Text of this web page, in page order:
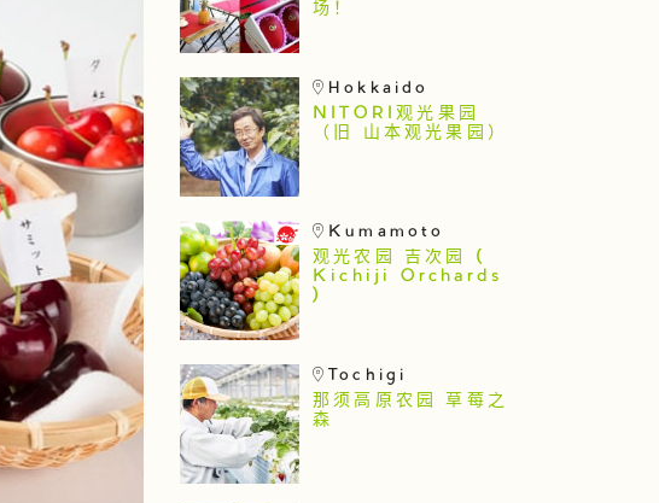
场！
Hokkaido
NITORI观光果园
（旧 山本观光果园）
Kumamoto
观光农园 吉次园 (
Kichiji Orchards
)
Tochigi
那须高原农园 草莓之
森